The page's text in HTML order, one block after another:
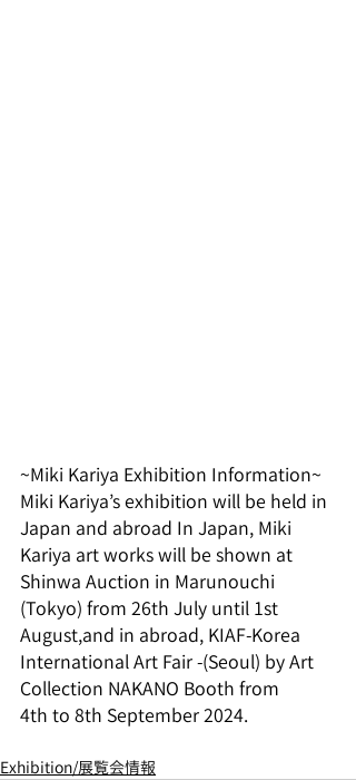
~Miki Kariya Exhibition Information~
Miki Kariya’s exhibition will be held in
Japan and abroad In Japan, Miki
Kariya art works will be shown at
Shinwa Auction in Marunouchi
(Tokyo) from 26th July until 1st
August,and in abroad, KIAF-Korea
International Art Fair -(Seoul) by Art
Collection NAKANO Booth from
4th to 8th September 2024.
Exhibition/展覧会情報